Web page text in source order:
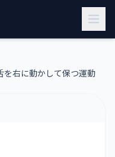
を右に動かして保つ運動